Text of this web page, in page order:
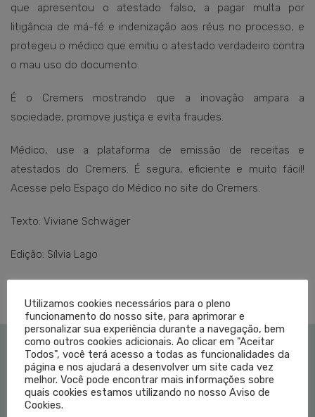
que apresentou o atestado falso, a pagar multa por
litigância de má-fé e indenização aos réus no processo, e
protegeu o médico que emitiu o atestado verdadeiro contra
o mau uso do documento.
É o Cremers mostrando que a inovação ampara a
sociedade, promove justiça e evita fraudes.
Médico, use a plataforma de emissão de receitas e
atestados do Cremers. É segura, eficiente e muito fácil!
Acesse pelo Espaço do Médico no site do Cremers.
Texto: Viviane Schwäger
Edição: Sílvia Lago
Institucional
Educação Médica
Utilizamos cookies necessários para o pleno
funcionamento do nosso site, para aprimorar e
personalizar sua experiência durante a navegação, bem
como outros cookies adicionais. Ao clicar em "Aceitar
Todos", você terá acesso a todas as funcionalidades da
página e nos ajudará a desenvolver um site cada vez
melhor. Você pode encontrar mais informações sobre
quais cookies estamos utilizando no nosso Aviso de
Cookies.